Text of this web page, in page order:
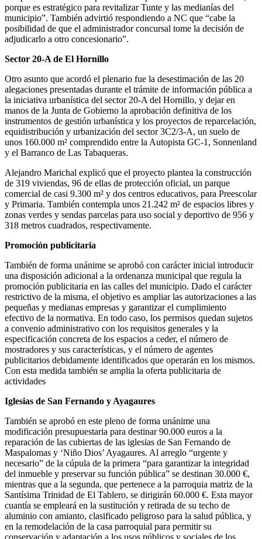
porque es estratégico para revitalizar Tunte y las medianías del
municipio”. También advirtió respondiendo a NC que “cabe la
posibilidad de que el administrador concursal tome la decisión de
adjudicarlo a otro concesionario”.
Sector 20-A de El Hornillo
Otro asunto que acordó el plenario fue la desestimación de las 20
alegaciones presentadas durante el trámite de información pública a
la iniciativa urbanística del sector 20-A del Hornillo, y dejar en
manos de la Junta de Gobierno la aprobación definitiva de los
instrumentos de gestión urbanística y los proyectos de reparcelación,
equidistribución y urbanización del sector 3C2/3-A, un suelo de
unos 160.000 m² comprendido entre la Autopista GC-1, Sonnenland
y el Barranco de Las Tabaqueras.
Alejandro Marichal explicó que el proyecto plantea la construcción
de 319 viviendas, 96 de ellas de protección oficial, un parque
comercial de casi 9.300 m² y dos centros educativos, para Preescolar
y Primaria. También contempla unos 21.242 m² de espacios libres y
zonas verdes y sendas parcelas para uso social y deportivo de 956 y
318 metros cuadrados, respectivamente.
Promoción publicitaria
También de forma unánime se aprobó con carácter inicial introducir
una disposición adicional a la ordenanza municipal que regula la
promoción publicitaria en las calles del municipio. Dado el carácter
restrictivo de la misma, el objetivo es ampliar las autorizaciones a las
pequeñas y medianas empresas y garantizar el cumplimiento
efectivo de la normativa. En todo caso, los permisos quedan sujetos
a convenio administrativo con los requisitos generales y la
especificación concreta de los espacios a ceder, el número de
mostradores y sus características, y el número de agentes
publicitarios debidamente identificados que operarán en los mismos.
Con esta medida también se amplia la oferta publicitaria de
actividades
Iglesias de San Fernando y Ayagaures
También se aprobó en este pleno de forma unánime una
modificación presupuestaria para destinar 90.000 euros a la
reparación de las cubiertas de las iglesias de San Fernando de
Maspalomas y ‘Niño Dios’ Ayagaures. Al arreglo “urgente y
necesario” de la cúpula de la primera “para garantizar la integridad
del inmueble y preservar su función pública” se destinan 30.000 €,
mientras que a la segunda, que pertenece a la parroquia matriz de la
Santísima Trinidad de El Tablero, se dirigirán 60.000 €. Esta mayor
cuantía se empleará en la sustitución y retirada de su techo de
aluminio con amianto, clasificado peligroso para la salud pública, y
en la remodelación de la casa parroquial para permitir su
conservación y adaptación a los usos públicos y sociales de los